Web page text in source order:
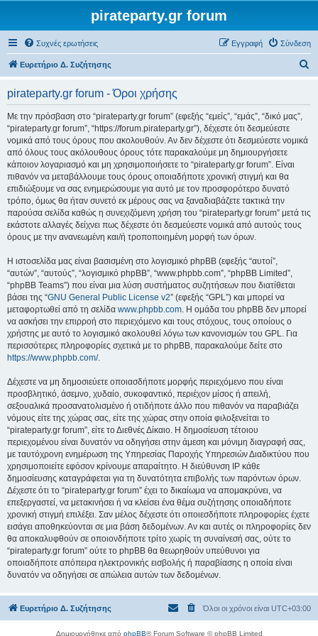
pirateparty.gr forum
Συχνές ερωτήσεις Σύνδεση
Εγγραφή
Ευρετήριο Δ. Συζήτησης
pirateparty.gr forum - Όροι χρήσης
Με την πρόσβαση στο “pirateparty.gr forum” (εφεξής “εμείς”, “εμάς”, “δικό μας”,
“pirateparty.gr forum”, “https://forum.pirateparty.gr”), δέχεστε ότι δεσμεύεστε
νομικά από τους όρους που ακολουθούν. Αν δεν δέχεστε ότι δεσμεύεστε νομικά
από όλους τους ακόλουθους όρους τότε παρακαλούμε μη δημιουργήσετε
κάποιον λογαριασμό και μη χρησιμοποιήσετε το “pirateparty.gr forum”. Είναι
πιθανόν να μεταβάλλουμε τους όρους οποιαδήποτε χρονική στιγμή και θα
επιδιώξουμε να σας ενημερώσουμε για αυτό με τον προσφορότερο δυνατό
τρόπο, όμως θα ήταν συνετό εκ μέρους σας να ξαναδιαβάζετε τακτικά την
παρούσα σελίδα καθώς η συνεχιζόμενη χρήση του “pirateparty.gr forum” μετά τις
εκάστοτε αλλαγές δείχνει πως δέχεστε ότι δεσμεύεστε νομικά από αυτούς τους
όρους με την ανανεωμένη και/ή τροποποιημένη μορφή των όρων.
Η ιστοσελίδα μας είναι βασισμένη στο λογισμικό phpBB (εφεξής “αυτοί”,
“αυτών”, “αυτούς”, “λογισμικό phpBB”, “www.phpbb.com”, “phpBB Limited”,
“phpBB Teams”) που είναι μια λύση συστήματος συζητήσεων που διατίθεται
βάσει της “GNU General Public License v2” (εφεξής “GPL”) και μπορεί να
μεταφορτωθεί από τη σελίδα www.phpbb.com. Η ομάδα του phpBB δεν μπορεί
να ασκήσει την επιρροή στο περιεχόμενο και τους στόχους, τους οποίους ο
χρήστης με αυτό το λογισμικό ακολουθεί λόγω των κανονισμών του GPL. Για
περισσότερες πληροφορίες σχετικά με το phpBB, παρακαλούμε δείτε στο
https://www.phpbb.com/.
Δέχεστε να μη δημοσιεύετε οποιασδήποτε μορφής περιεχόμενο που είναι
προσβλητικό, άσεμνο, χυδαίο, συκοφαντικό, περιέχον μίσος ή απειλή,
σεξουαλικά προσανατολισμένο ή οτιδήποτε άλλο που πιθανόν να παραβιάζει
νόμους είτε της χώρας σας, είτε της χώρας στην οποία φιλοξενείται το
“pirateparty.gr forum”, είτε το Διεθνές Δίκαιο. Η δημοσίευση τέτοιου
περιεχομένου είναι δυνατόν να οδηγήσει στην άμεση και μόνιμη διαγραφή σας,
με ταυτόχρονη ενημέρωση της Υπηρεσίας Παροχής Υπηρεσιών Διαδικτύου που
χρησιμοποιείτε εφόσον κρίνουμε απαραίτητο. Η διεύθυνση IP κάθε
δημοσίευσης καταγράφεται για τη δυνατότητα επιβολής των παρόντων όρων.
Δέχεστε ότι το “pirateparty.gr forum” έχει το δικαίωμα να απομακρύνει, να
επεξεργαστεί, να μετακινήσει ή να κλείσει ένα θέμα συζήτησης οποιαδήποτε
χρονική στιγμή επιλέξει. Σαν μέλος δέχεστε ότι οποιεσδήποτε πληροφορίες έχετε
εισάγει αποθηκεύονται σε μια βάση δεδομένων. Αν και αυτές οι πληροφορίες δεν
θα αποκαλυφθούν σε οποιονδήποτε τρίτο χωρίς τη συναίνεσή σας, ούτε το
“pirateparty.gr forum” ούτε το phpBB θα θεωρηθούν υπεύθυνοι για
οποιαδήποτε απόπειρα ηλεκτρονικής εισβολής ή παραβίασης η οποία είναι
δυνατόν να οδηγήσει σε απώλεια αυτών των δεδομένων.
Ευρετήριο Δ. Συζήτησης Όλοι οι χρόνοι είναι UTC+03:00
Δημιουργήθηκε από phpBB® Forum Software © phpBB Limited